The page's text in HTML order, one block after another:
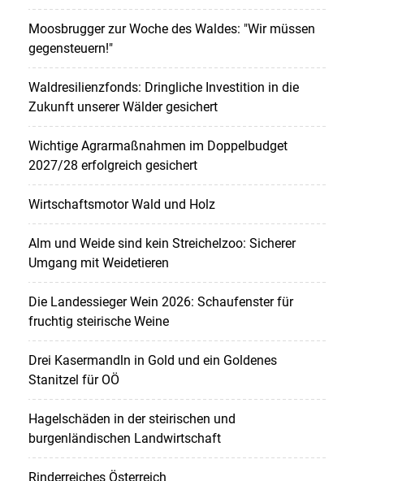
Moosbrugger zur Woche des Waldes: "Wir müssen
gegensteuern!"
Waldresilienzfonds: Dringliche Investition in die
Zukunft unserer Wälder gesichert
Wichtige Agrarmaßnahmen im Doppelbudget
2027/28 erfolgreich gesichert
Wirtschaftsmotor Wald und Holz
Alm und Weide sind kein Streichelzoo: Sicherer
Umgang mit Weidetieren
Die Landessieger Wein 2026: Schaufenster für
fruchtig steirische Weine
Drei Kasermandln in Gold und ein Goldenes
Stanitzel für OÖ
Hagelschäden in der steirischen und
burgenländischen Landwirtschaft
Rinderreiches Österreich